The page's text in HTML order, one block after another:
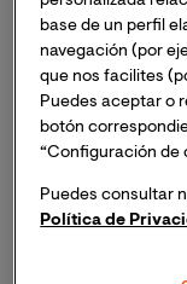
cada caso
. De
diferentes o,
fases principales
estudio que se
método
siguientes fases:
Observación:
base de un perfil
navegación (por
que nos facilites
Puedes aceptar o
botón
“Configuración de
Puedes consultar
Política de